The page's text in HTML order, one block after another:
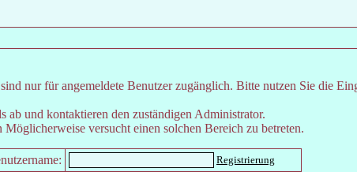
nur für angemeldete Benutzer zugänglich. Bitte nutzen Sie die
ab und kontaktieren den zuständigen Administrator.
versucht einen solchen Bereich zu betreten.
Registrierung